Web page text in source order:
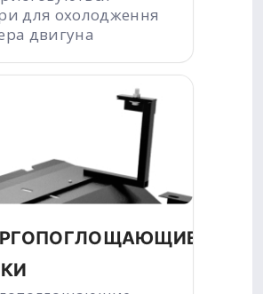
для охолодження
двигуна